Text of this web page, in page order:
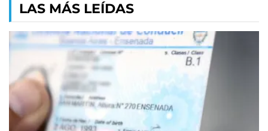
LAS MÁS LEÍDAS